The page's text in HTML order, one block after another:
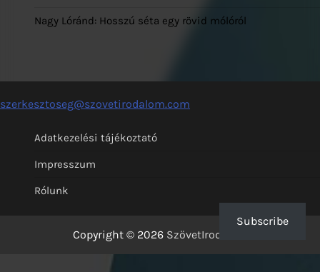
Nagy Lóránd: Hosszú séta egy rövid mólóról
szerkesztoseg@szovetirodalom.com
Adatkezelési tájékoztató
Impresszum
Rólunk
Copyright © 2026 SzövetIrodalom
Subscribe